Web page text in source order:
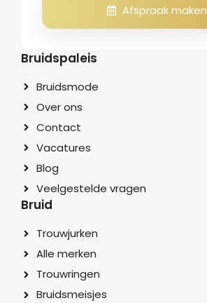
Afspraak maken
Bruidspaleis
Bruidsmode
Over ons
Contact
Vacatures
Blog
Veelgestelde vragen
Bruid
Trouwjurken
Alle merken
Trouwringen
Bruidsmeisjes